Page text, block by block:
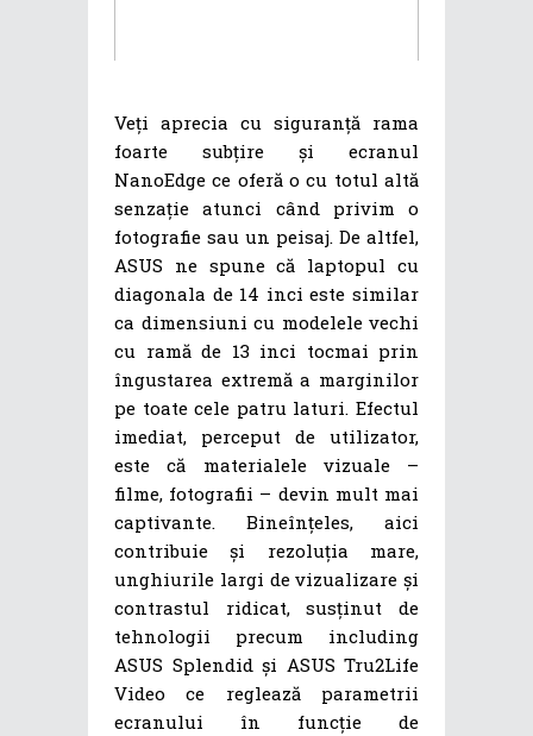
Veți aprecia cu siguranță rama
foarte subțire și ecranul
NanoEdge ce oferă o cu totul altă
senzație atunci când privim o
fotografie sau un peisaj. De altfel,
ASUS ne spune că laptopul cu
diagonala de 14 inci este similar
ca dimensiuni cu modelele vechi
cu ramă de 13 inci tocmai prin
îngustarea extremă a marginilor
pe toate cele patru laturi. Efectul
imediat, perceput de utilizator,
este că materialele vizuale –
filme, fotografii – devin mult mai
captivante. Bineînțeles, aici
contribuie și rezoluția mare,
unghiurile largi de vizualizare și
contrastul ridicat, susținut de
tehnologii precum including
ASUS Splendid și ASUS Tru2Life
Video ce reglează parametrii
ecranului în funcție de